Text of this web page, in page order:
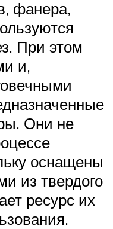
фанера,
При этом
и,
Они не
оснащены
из твердого
ресурс их